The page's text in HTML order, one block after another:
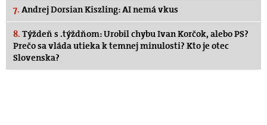
7. Andrej Dorsian Kiszling: AI nemá vkus
8. Týždeň s .týždňom: Urobil chybu Ivan Korčok, alebo PS?
Prečo sa vláda utieka k temnej minulosti? Kto je otec
Slovenska?